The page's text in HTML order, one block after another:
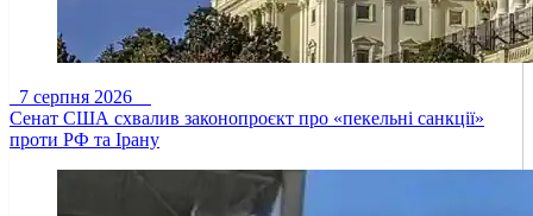
7 серпня 2026
Сенат США схвалив законопроєкт про «пекельні санкції»
проти РФ та Ірану